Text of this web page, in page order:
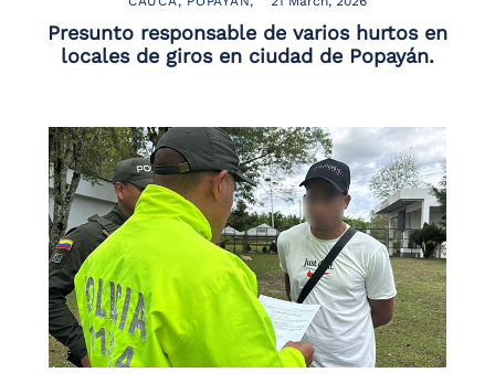
Presunto responsable de varios hurtos en
locales de giros en ciudad de Popayán.